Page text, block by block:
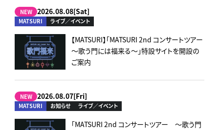
NEW 2026.08.08[Sat]
MATSURI ライブ／イベント
【MATSURI】「MATSURI 2nd コンサートツアー
～歌う門には福来る～」特設サイトを開設の
ご案内
NEW 2026.08.07[Fri]
MATSURI お知らせ ライブ／イベント
「MATSURI 2nd コンサートツアー ～歌う門